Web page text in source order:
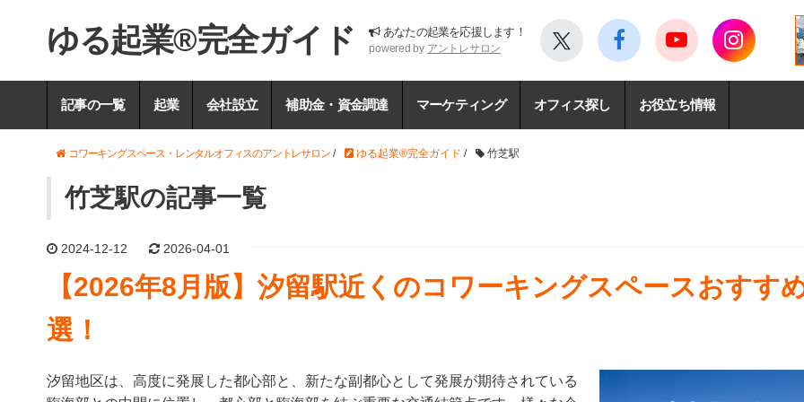
ゆる起業®完全ガイド あなたの起業を応援します！
powered by アントレサロン
記事の一覧 起業 会社設立 補助金・資金調達 マーケティング オフィス探し お役立ち情報
コワーキングスペース・レンタルオフィスのアントレサロン/ ゆる起業®完全ガイド / 竹芝駅
竹芝駅の記事一覧
2024-12-12 2026-04-01
【2026年8月版】汐留駅近くのコワーキングスペースおすす
選！
汐留地区は、高度に発展した都心部と、新たな副都心として発展が期待されている